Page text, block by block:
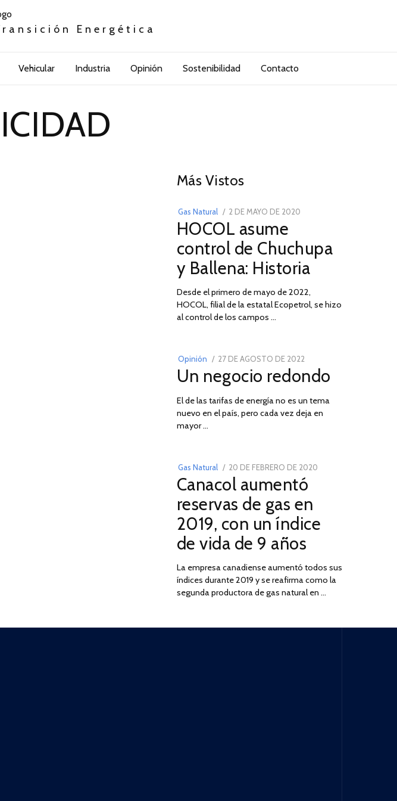
Energética
Vehicular Industria Opinión Sostenibilidad Contacto
Más Vistos
Gas Natural
POSTED
ON
2 DE MAYO DE 2020
DE
2026
HOCOL asume
control de Chuchupa
y Ballena: Historia
Desde el primero de mayo de 2022,
HOCOL, filial de la estatal Ecopetrol, se hizo
al control de los campos …
Opinión
POSTED
ON
27 DE AGOSTO DE 202230
DE
DE
2022
Un negocio redondo
El de las tarifas de energía no es un tema
nuevo en el país, pero cada vez deja en
mayor …
03
Gas Natural
POSTED
ON
20 DE FEBRERO DE 2020
2025
Canacol aumentó
reservas de gas en
2019, con un índice
de vida de 9 años
La empresa canadiense aumentó todos sus
índices durante 2019 y se reafirma como la
segunda productora de gas natural en …